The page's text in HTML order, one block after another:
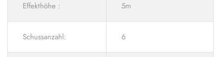
Effekthöhe : 5m
Schussanzahl: 6